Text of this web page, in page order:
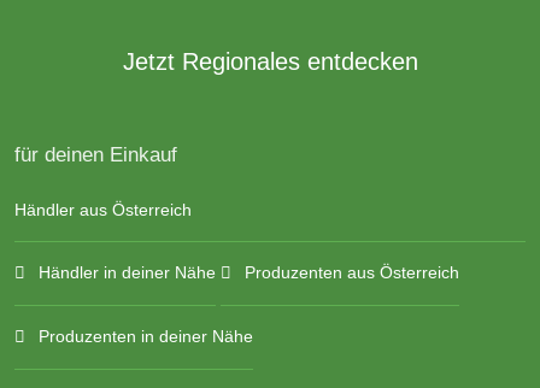
Jetzt Regionales entdecken
für deinen Einkauf
Händler aus Österreich
Händler in deiner Nähe Produzenten aus Österreich
Produzenten in deiner Nähe